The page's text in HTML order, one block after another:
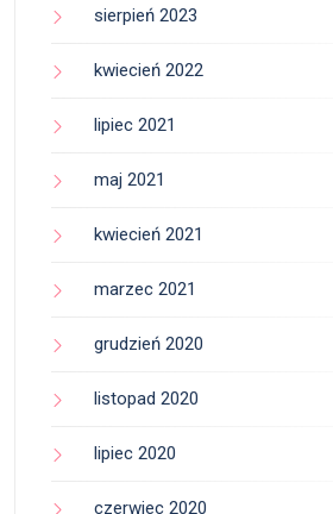
sierpień 2023
kwiecień 2022
lipiec 2021
maj 2021
kwiecień 2021
marzec 2021
grudzień 2020
listopad 2020
lipiec 2020
czerwiec 2020